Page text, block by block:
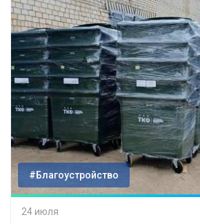
#Благоустройство
24 июля